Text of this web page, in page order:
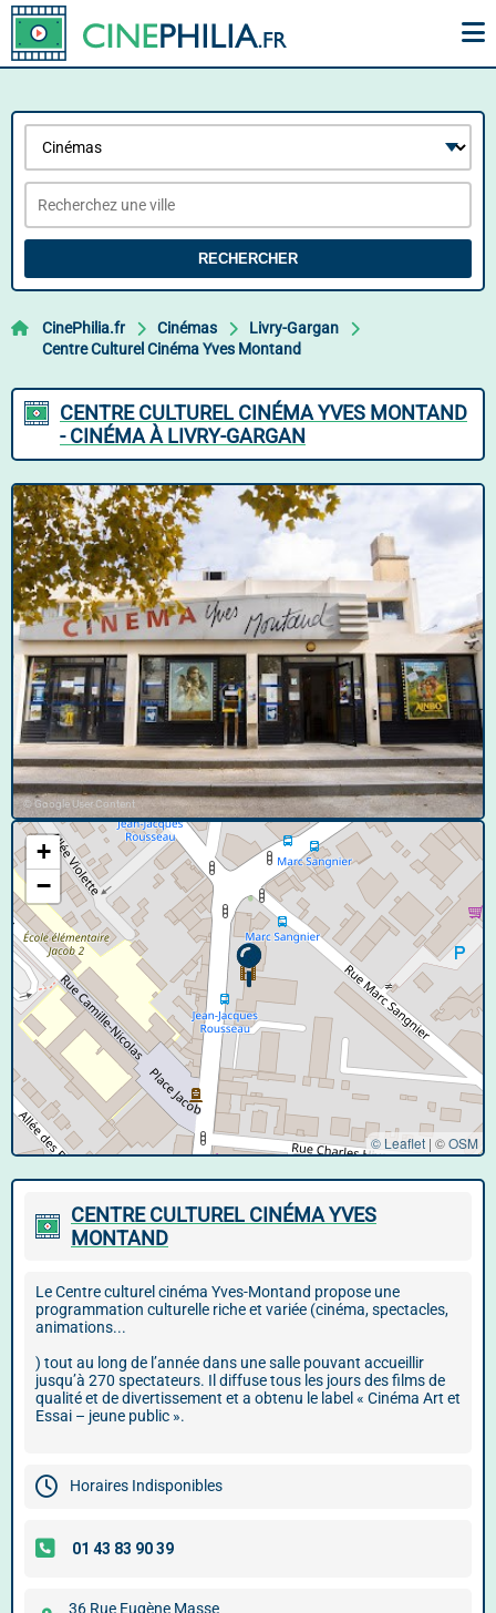
RECHERCHER
CinePhilia.fr Cinémas
Livry-Gargan
Centre Culturel Cinéma Yves Montand
CENTRE CULTUREL CINÉMA YVES MONTAND
- CINÉMA À LIVRY-GARGAN
© Google User Content
+
−
© Leaflet | ©OSM
CENTRE CULTUREL CINÉMA YVES
MONTAND
Le Centre culturel cinéma Yves-Montand propose une
programmation culturelle riche et variée (cinéma, spectacles,
animations...
) tout au long de l’année dans une salle pouvant accueillir
jusqu’à 270 spectateurs. Il diffuse tous les jours des films de
qualité et de divertissement et a obtenu le label « Cinéma Art et
Essai – jeune public ».
Horaires Indisponibles
36 Rue Eugène Masse